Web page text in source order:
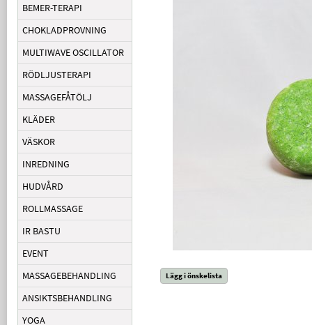
BEMER-TERAPI
CHOKLADPROVNING
MULTIWAVE OSCILLATOR
RÖDLJUSTERAPI
MASSAGEFÅTÖLJ
KLÄDER
VÄSKOR
INREDNING
HUDVÅRD
ROLLMASSAGE
IR BASTU
EVENT
MASSAGEBEHANDLING
ANSIKTSBEHANDLING
YOGA
Lägg i önskelista